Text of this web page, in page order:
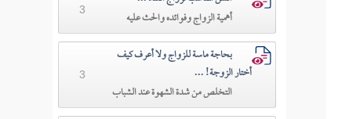
أهمية الزواج وفوائده والحث عليه
3
بحاجة ماسة للزواج ولا أعرف كيف
أختار الزوجة! ...
التخلص من شدة الشهوة عند الشباب
3